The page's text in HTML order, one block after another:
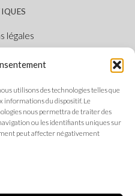
utilisons des technologies telles que
informations du dispositif. Le
nous permettra de traiter des
ou les identifiants uniques sur
peut affecter négativement
légales
NOUS